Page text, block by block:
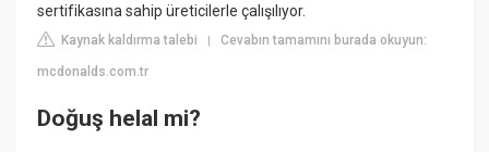
sertifikasına sahip üreticilerle çalışılıyor.
Kaynak kaldırma talebi |Cevabın tamamını burada okuyun:
mcdonalds.com.tr
Doğuş helal mi?